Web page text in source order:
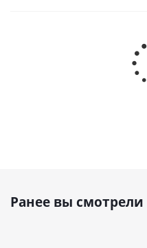
Ранее вы смотрели